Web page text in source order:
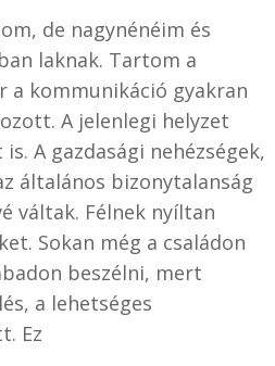
de nagynénéim és
laknak. Tartom a
a kommunikáció gyakran
A jelenlegi helyzet
A gazdasági nehézségek,
általános bizonytalanság
váltak. Félnek nyíltan
Sokan még a családon
beszélni, mert
a lehetséges
Ez